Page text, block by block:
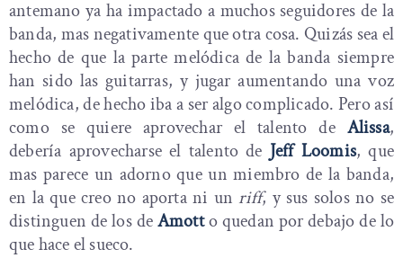
antemano ya ha impactado a muchos seguidores de la
banda, mas negativamente que otra cosa. Quizás sea el
hecho de que la parte melódica de la banda siempre
han sido las guitarras, y jugar aumentando una voz
melódica, de hecho iba a ser algo complicado. Pero así
como se quiere aprovechar el talento de Alissa,
debería aprovecharse el talento de Jeff Loomis, que
mas parece un adorno que un miembro de la banda,
en la que creo no aporta ni un riff, y sus solos no se
distinguen de los deAmotto quedan por debajo de lo
que hace el sueco.